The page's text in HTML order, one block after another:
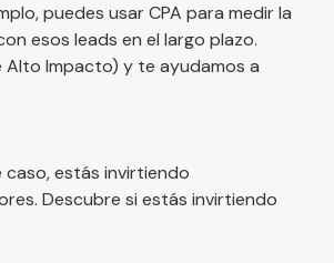
puedes usar CPA para medir la
esos leads en el largo plazo.
Alto Impacto) y te ayudamos a
caso, estás invirtiendo
Descubre si estás invirtiendo